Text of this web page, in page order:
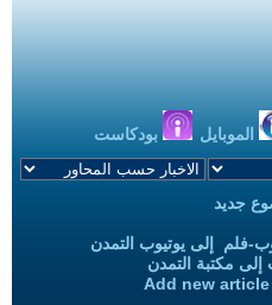
الموبايل بودكاست
جديد
فلم إلى يوتيوب التمدن
إلى مكتبة التمدن
Add new